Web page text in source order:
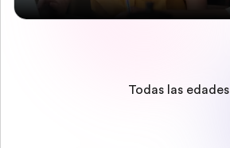
Todas las edades